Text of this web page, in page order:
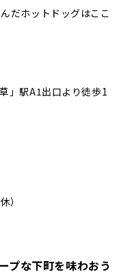
だホットドッグはここ
」駅A1出口より徒歩1
）
プな下町を味わおう